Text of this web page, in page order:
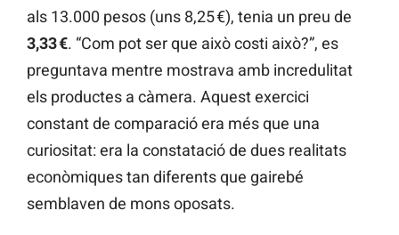
als 13.000 pesos (uns 8,25 €), tenia un preu de
3,33 €. “Com pot ser que això costi això?”, es
preguntava mentre mostrava amb incredulitat
els productes a càmera. Aquest exercici
constant de comparació era més que una
curiositat: era la constatació de dues realitats
econòmiques tan diferents que gairebé
semblaven de mons oposats.